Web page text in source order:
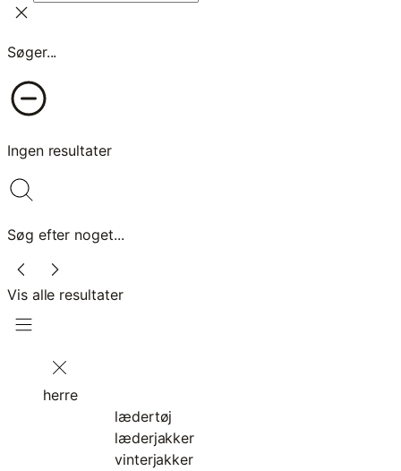
Søger...
Ingen resultater
Søg efter noget...
Vis alle resultater
herre
lædertøj
læderjakker
vinterjakker